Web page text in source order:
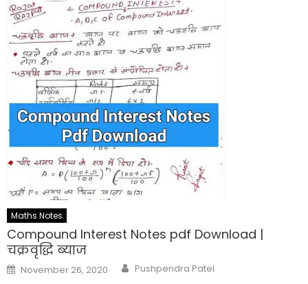
Maths Notes
Compound Interest Notes pdf Download |
चक्रवृद्धि ब्याज
Posted
on
November 26, 2020 Author
Pushpendra Patel